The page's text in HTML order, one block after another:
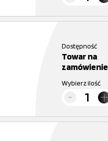
Dostępność
Towar na
zamówienie
Wybierz ilość